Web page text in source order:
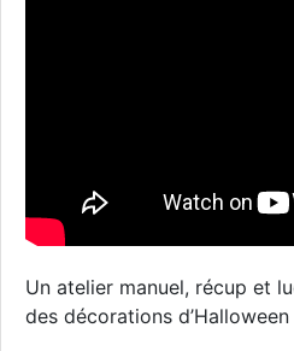
Un atelier manuel, récup et
des décorations